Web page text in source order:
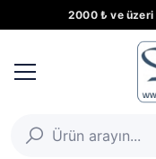
2000 ₺ ve üzeri